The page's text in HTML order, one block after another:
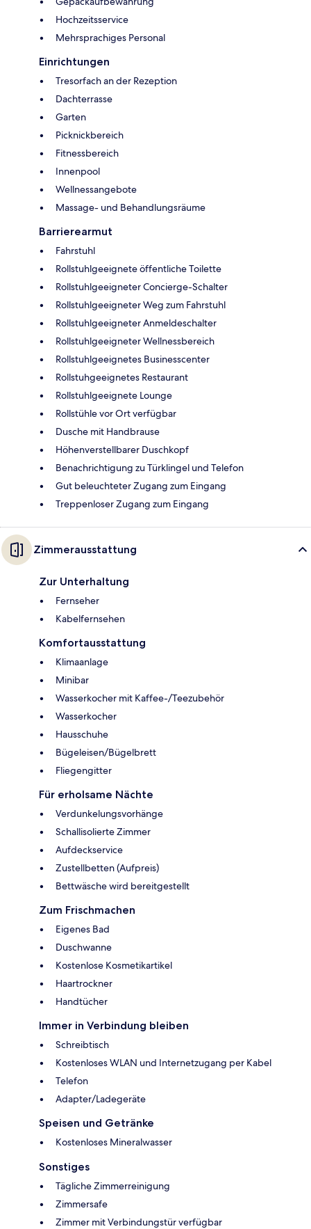
Hochzeitsservice
Mehrsprachiges Personal
Einrichtungen
Tresorfach an der Rezeption
Dachterrasse
Garten
Picknickbereich
Fitnessbereich
Innenpool
Wellnessangebote
Massage- und Behandlungsräume
Barrierearmut
Fahrstuhl
Rollstuhlgeeignete öffentliche Toilette
Rollstuhlgeeigneter Concierge-Schalter
Rollstuhlgeeigneter Weg zum Fahrstuhl
Rollstuhlgeeigneter Anmeldeschalter
Rollstuhlgeeigneter Wellnessbereich
Rollstuhlgeeignetes Businesscenter
Rollstuhgeeignetes Restaurant
Rollstuhlgeeignete Lounge
Rollstühle vor Ort verfügbar
Dusche mit Handbrause
Höhenverstellbarer Duschkopf
Benachrichtigung zu Türklingel und Telefon
Gut beleuchteter Zugang zum Eingang
Treppenloser Zugang zum Eingang
Zimmerausstattung
Zur Unterhaltung
Fernseher
Kabelfernsehen
Komfortausstattung
Klimaanlage
Minibar
Wasserkocher mit Kaffee-/Teezubehör
Wasserkocher
Hausschuhe
Bügeleisen/Bügelbrett
Fliegengitter
Für erholsame Nächte
Verdunkelungsvorhänge
Schallisolierte Zimmer
Aufdeckservice
Zustellbetten (Aufpreis)
Bettwäsche wird bereitgestellt
Zum Frischmachen
Eigenes Bad
Duschwanne
Kostenlose Kosmetikartikel
Haartrockner
Handtücher
Immer in Verbindung bleiben
Schreibtisch
Kostenloses WLAN und Internetzugang per Kabel
Telefon
Adapter/Ladegeräte
Speisen und Getränke
Kostenloses Mineralwasser
Sonstiges
Tägliche Zimmerreinigung
Zimmersafe
Zimmer mit Verbindungstür verfügbar